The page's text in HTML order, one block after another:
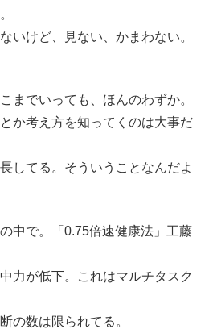
いけど、見ない、かまわない。
までいっても、ほんのわずか。
か考え方を知ってくのは大事だ
してる。そういうことなんだよ
中で。「0.75倍速健康法」工藤
力が低下。これはマルチタスク
の数は限られてる。